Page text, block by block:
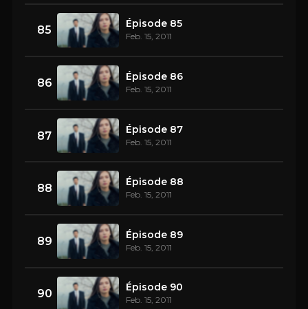
85 Épisode 85
Feb. 15, 2011
86 Épisode 86
Feb. 15, 2011
87 Épisode 87
Feb. 15, 2011
88 Épisode 88
Feb. 15, 2011
89 Épisode 89
Feb. 15, 2011
90 Épisode 90
Feb. 15, 2011